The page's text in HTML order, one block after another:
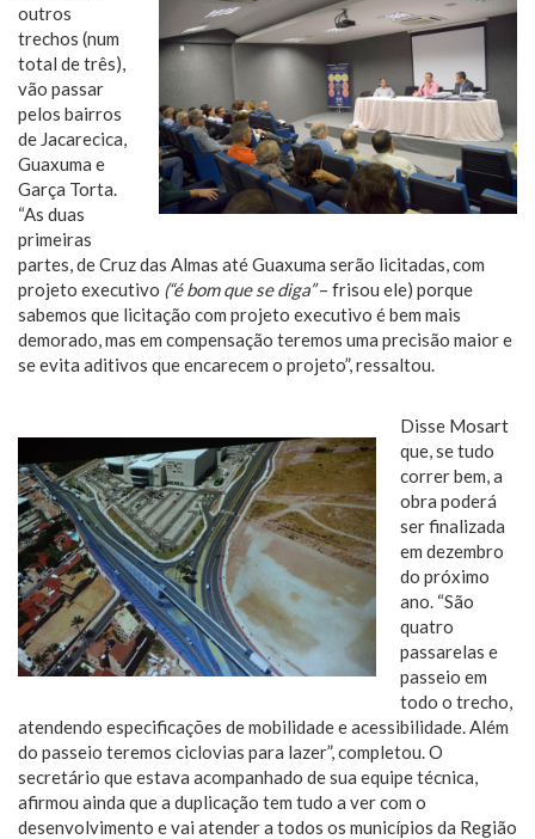
outros
trechos (num
total de três),
vão passar
pelos bairros
de Jacarecica,
Guaxuma e
Garça Torta.
“As duas
primeiras
partes, de Cruz das Almas até Guaxuma serão licitadas, com
projeto executivo (“é bom que se diga”– frisou ele) porque
sabemos que licitação com projeto executivo é bem mais
demorado, mas em compensação teremos uma precisão maior e
se evita aditivos que encarecem o projeto”, ressaltou.
Disse Mosart
que, se tudo
correr bem, a
obra poderá
ser finalizada
em dezembro
do próximo
ano. “São
quatro
passarelas e
passeio em
todo o trecho,
atendendo especificações de mobilidade e acessibilidade. Além
do passeio teremos ciclovias para lazer”, completou. O
secretário que estava acompanhado de sua equipe técnica,
afirmou ainda que a duplicação tem tudo a ver com o
desenvolvimento e vai atender a todos os municípios da Região